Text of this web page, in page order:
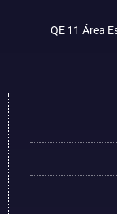
QE 11 Área